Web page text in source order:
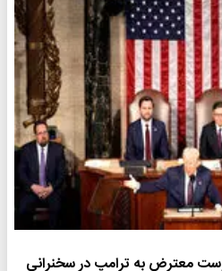
معترض به ترامپ در سخنرانی